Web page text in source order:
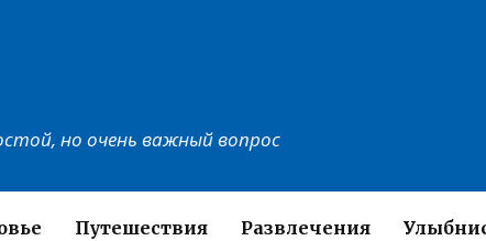
но очень важный вопрос
Путешествия Развлечения